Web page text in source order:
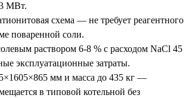
МВт.
схема — не требует реагентного
поваренной соли.
раствором 6-8 % с расходом NaCl 45
эксплуатационные затраты.
мм и масса до 435 кг —
в типовой котельной без